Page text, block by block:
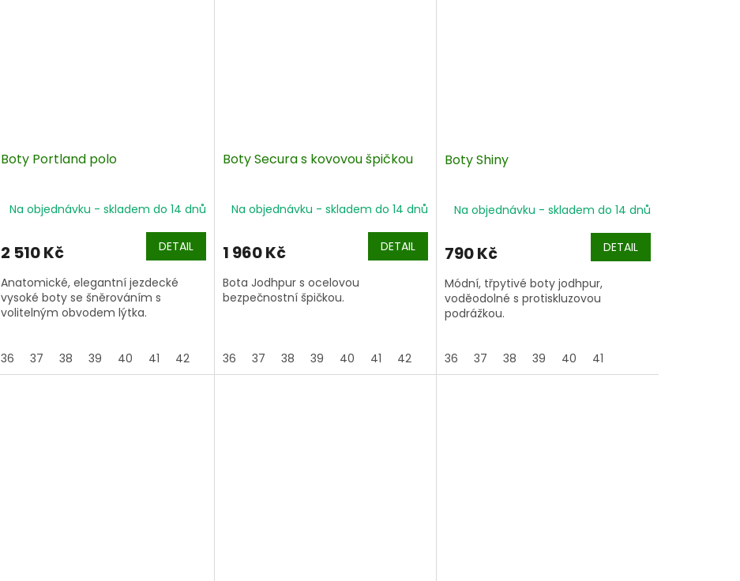
Boty Portland polo
Na objednávku - skladem do 14 dnů
2 510 Kč DETAIL
Anatomické, elegantní jezdecké
vysoké boty se šněrováním s
volitelným obvodem lýtka.
36 37 38 39 40 41 42
Boty Secura s kovovou špičkou
Na objednávku - skladem do 14 dnů
1 960 Kč DETAIL
Bota Jodhpur s ocelovou
bezpečnostní špičkou.
36 37 38 39 40 41 42
Boty Shiny
Na objednávku - skladem do 14 dnů
790 Kč DETAIL
Módní, třpytivé boty jodhpur,
voděodolné s protiskluzovou
podrážkou.
36 37 38 39 40 41